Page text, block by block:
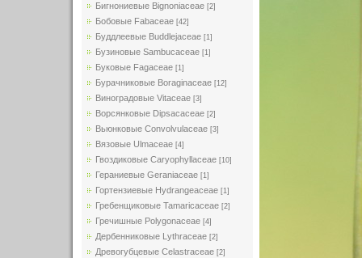
Бигнониевые Bignoniaceae [2]
Бобовые Fabaceae [42]
Буддлеевые Buddlejaceae [1]
Бузиновые Sambucaceae [1]
Буковые Fagaceae [1]
Бурачниковые Boraginaceae [12]
Виноградовые Vitaceae [3]
Ворсянковые Dipsacaceae [2]
Вьюнковые Convolvulaceae [3]
Вязовые Ulmaceae [4]
Гвоздиковые Caryophyllaceae [10]
Гераниевые Geraniaceae [1]
Гортензиевые Hydrangeaceae [1]
Гребенщиковые Tamaricaceae [2]
Гречишные Polygonaceae [4]
Дербенниковые Lythraceae [2]
Древогубцевые Celastraceae [2]